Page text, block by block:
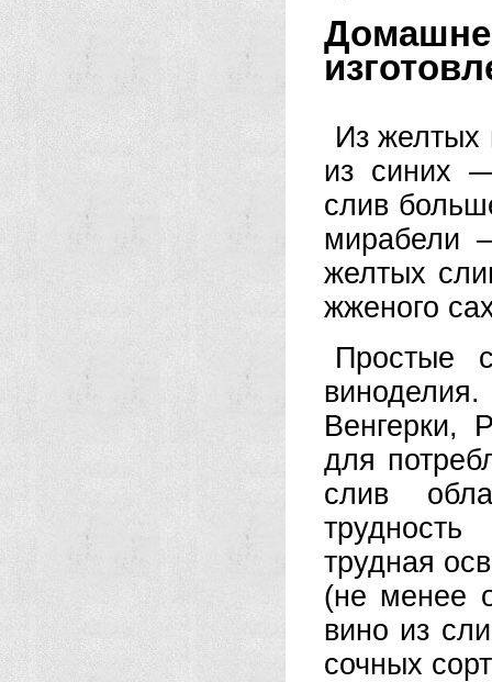
Из желтых
из синих
слив
мирабели
желтых
жженого
Простые
Венгерки,
для
слив
трудная
(не менее
вино из
сочных